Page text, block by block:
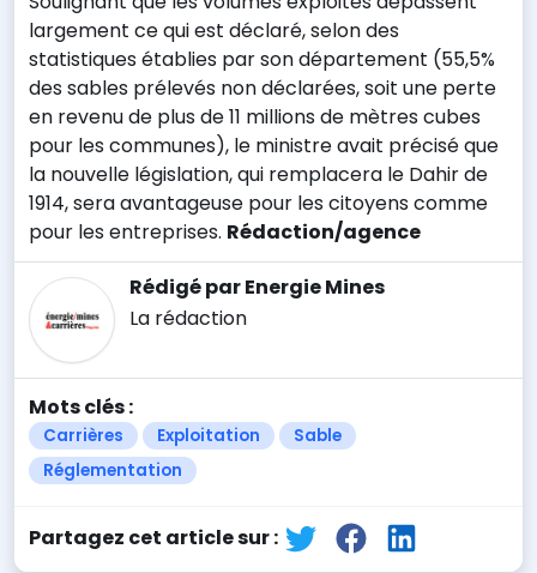
largement ce qui est déclaré, selon des
statistiques établies par son département (55,5%
des sables prélevés non déclarées, soit une perte
en revenu de plus de 11 millions de mètres cubes
pour les communes), le ministre avait précisé que
la nouvelle législation, qui remplacera le Dahir de
1914, sera avantageuse pour les citoyens comme
pour les entreprises. Rédaction/agence
Rédigé par Energie Mines
La rédaction
Mots clés :
Carrières Exploitation
Sable
Réglementation
Partagez cet article sur :